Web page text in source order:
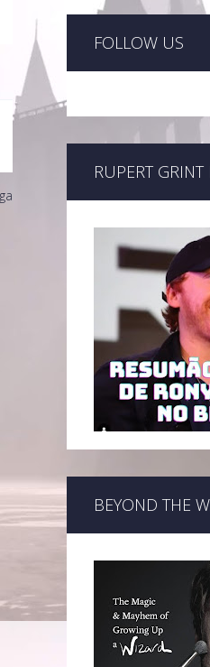
FOLLOW US
RUPERT
BEYOND THE